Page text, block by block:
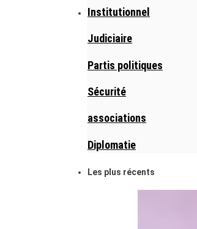
Institutionnel
Judiciaire
Partis politiques
Sécurité
associations
Diplomatie
Les plus récents